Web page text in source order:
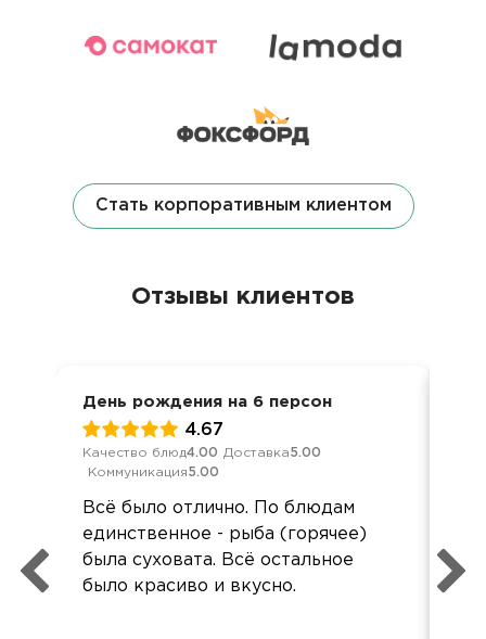
Стать корпоративным клиентом
Отзывы клиентов
День рождения на 6 персон
4.67
Качество блюд4.00 Доставка5.00
Коммуникация5.00
Всё было отлично. По блюдам
единственное - рыба (горячее)
была суховата. Всё остальное
было красиво и вкусно.